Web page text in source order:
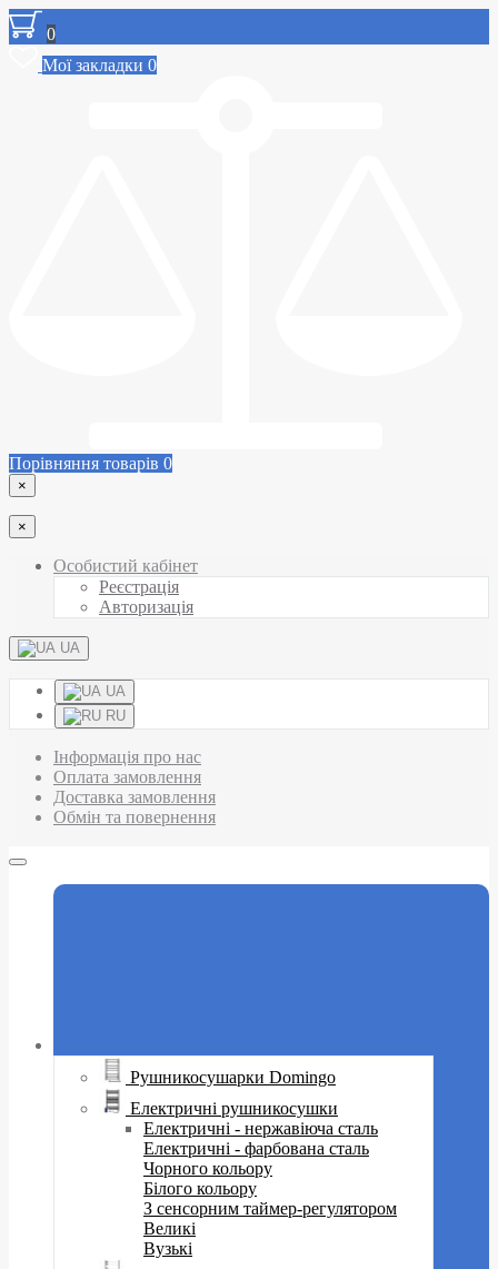
0
Мої закладки 0
Порівняння товарів 0
×
×
Особистий кабінет
Реєстрація
Авторизація
UA
UA
RU
Інформація про нас
Оплата замовлення
Доставка замовлення
Обмін та повернення
Рушникосушарки Domingo
Електричні рушникосушки
Електричні - нержавіюча сталь
Електричні - фарбована сталь
Чорного кольору
Білого кольору
З сенсорним таймер-регулятором
Великі
Вузькі